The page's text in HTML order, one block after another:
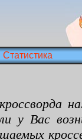
Статистика
у Вас